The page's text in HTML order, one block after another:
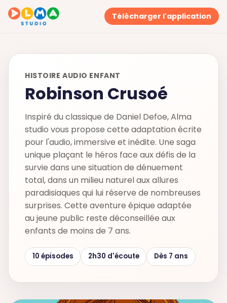
Télécharger l'application
HISTOIRE AUDIO ENFANT
Robinson Crusoé
Inspiré du classique de Daniel Defoe, Alma
studio vous propose cette adaptation écrite
pour l'audio, immersive et inédite. Une saga
unique plaçant le héros face aux défis de la
survie dans une situation de dénuement
total, dans un milieu naturel aux allures
paradisiaques qui lui réserve de nombreuses
surprises. Cette aventure épique adaptée
au jeune public reste déconseillée aux
enfants de moins de 7 ans.
10 épisodes 2h30 d'écoute Dès 7 ans